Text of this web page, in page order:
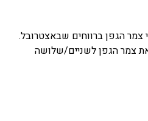
צמר הגפן ברווחים שבאצטרובל.
צמר הגפן לשניים/שלושה